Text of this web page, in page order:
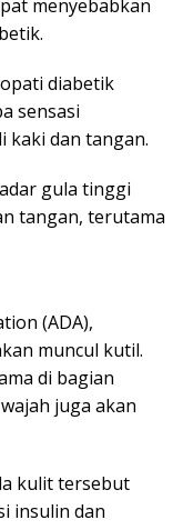
menyebabkan
diabetik
sensasi
kaki dan tangan.
gula tinggi
tangan, terutama
(ADA),
muncul kutil.
di bagian
juga akan
kulit tersebut
insulin dan